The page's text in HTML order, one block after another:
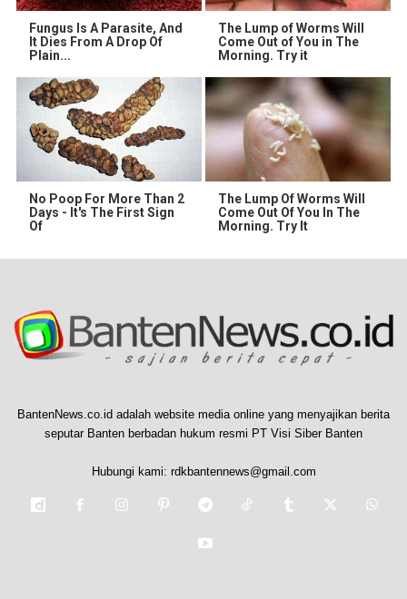
Fungus Is A Parasite, And
It Dies From A Drop Of
Plain...
The Lump of Worms Will
Come Out of You in The
Morning. Try it
No Poop For More Than 2
Days - It's The First Sign
Of
The Lump Of Worms Will
Come Out Of You In The
Morning. Try It
BantenNews.co.id adalah website media online yang menyajikan berita
seputar Banten berbadan hukum resmi PT Visi Siber Banten
Hubungi kami: rdkbantennews@gmail.com